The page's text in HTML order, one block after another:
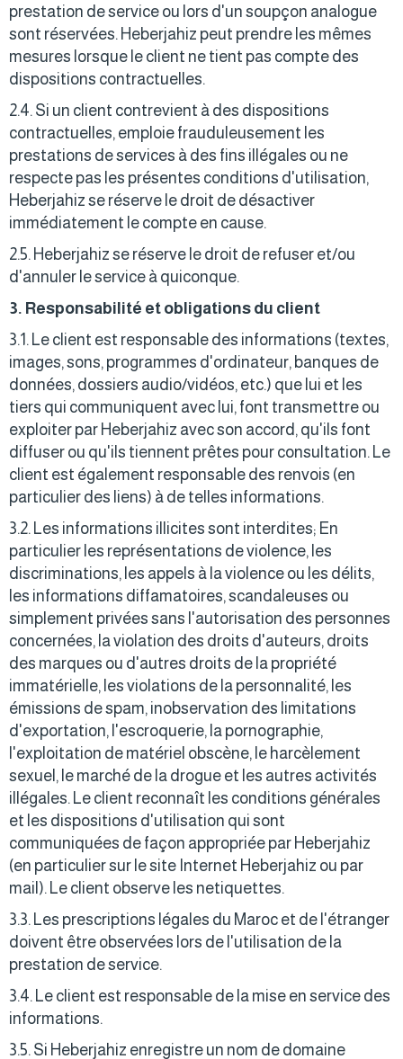
prestation de service ou lors d'un soupçon analogue
sont réservées. Heberjahiz peut prendre les mêmes
mesures lorsque le client ne tient pas compte des
dispositions contractuelles.
2.4. Si un client contrevient à des dispositions
contractuelles, emploie frauduleusement les
prestations de services à des fins illégales ou ne
respecte pas les présentes conditions d'utilisation,
Heberjahiz se réserve le droit de désactiver
immédiatement le compte en cause.
2.5. Heberjahiz se réserve le droit de refuser et/ou
d'annuler le service à quiconque.
3. Responsabilité et obligations du client
3.1. Le client est responsable des informations (textes,
images, sons, programmes d'ordinateur, banques de
données, dossiers audio/vidéos, etc.) que lui et les
tiers qui communiquent avec lui, font transmettre ou
exploiter par Heberjahiz avec son accord, qu'ils font
diffuser ou qu'ils tiennent prêtes pour consultation. Le
client est également responsable des renvois (en
particulier des liens) à de telles informations.
3.2. Les informations illicites sont interdites; En
particulier les représentations de violence, les
discriminations, les appels à la violence ou les délits,
les informations diffamatoires, scandaleuses ou
simplement privées sans l'autorisation des personnes
concernées, la violation des droits d'auteurs, droits
des marques ou d'autres droits de la propriété
immatérielle, les violations de la personnalité, les
émissions de spam, inobservation des limitations
d'exportation, l'escroquerie, la pornographie,
l'exploitation de matériel obscène, le harcèlement
sexuel, le marché de la drogue et les autres activités
illégales. Le client reconnaît les conditions générales
et les dispositions d'utilisation qui sont
communiquées de façon appropriée par Heberjahiz
(en particulier sur le site Internet Heberjahiz ou par
mail). Le client observe les netiquettes.
3.3. Les prescriptions légales du Maroc et de l'étranger
doivent être observées lors de l'utilisation de la
prestation de service.
3.4. Le client est responsable de la mise en service des
informations.
3.5. Si Heberjahiz enregistre un nom de domaine